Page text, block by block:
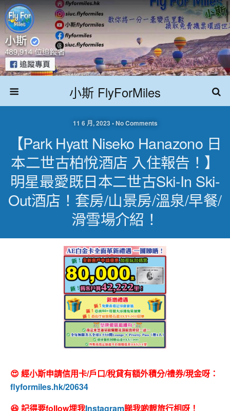
小斯 FlyForMiles
11 6 月, 2023 • No Comments
【Park Hyatt Niseko Hanazono 日
本二世古柏悅酒店 入住報告！】
明星最愛既日本二世古Ski-In Ski-
Out酒店！套房/山景房/溫泉/早餐/
滑雪場介紹！
😍 經小斯申請信用卡/戶口/稅貸有額外積分/禮券/現金呀：
flyformiles.hk/20634
😆 記得要follow埋我Instagram睇我啲靚旅行相呀！